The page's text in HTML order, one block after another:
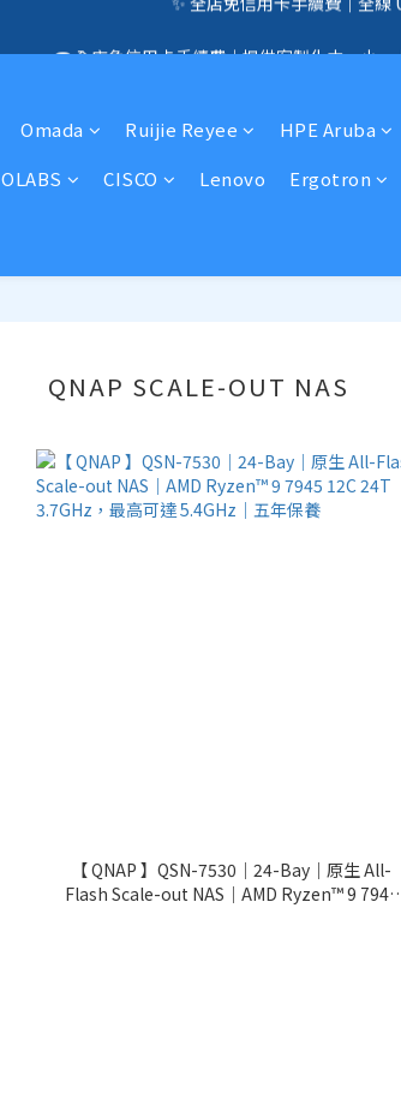
Omada Ruijie Reyee
HPE Aruba
OLABS CISCO Lenovo
Ergotron
QNAP SCALE-OUT NAS
【 QNAP 】QSN-7530｜24-Bay｜原生 All-
Flash Scale-out NAS｜AMD Ryzen™ 9 7945